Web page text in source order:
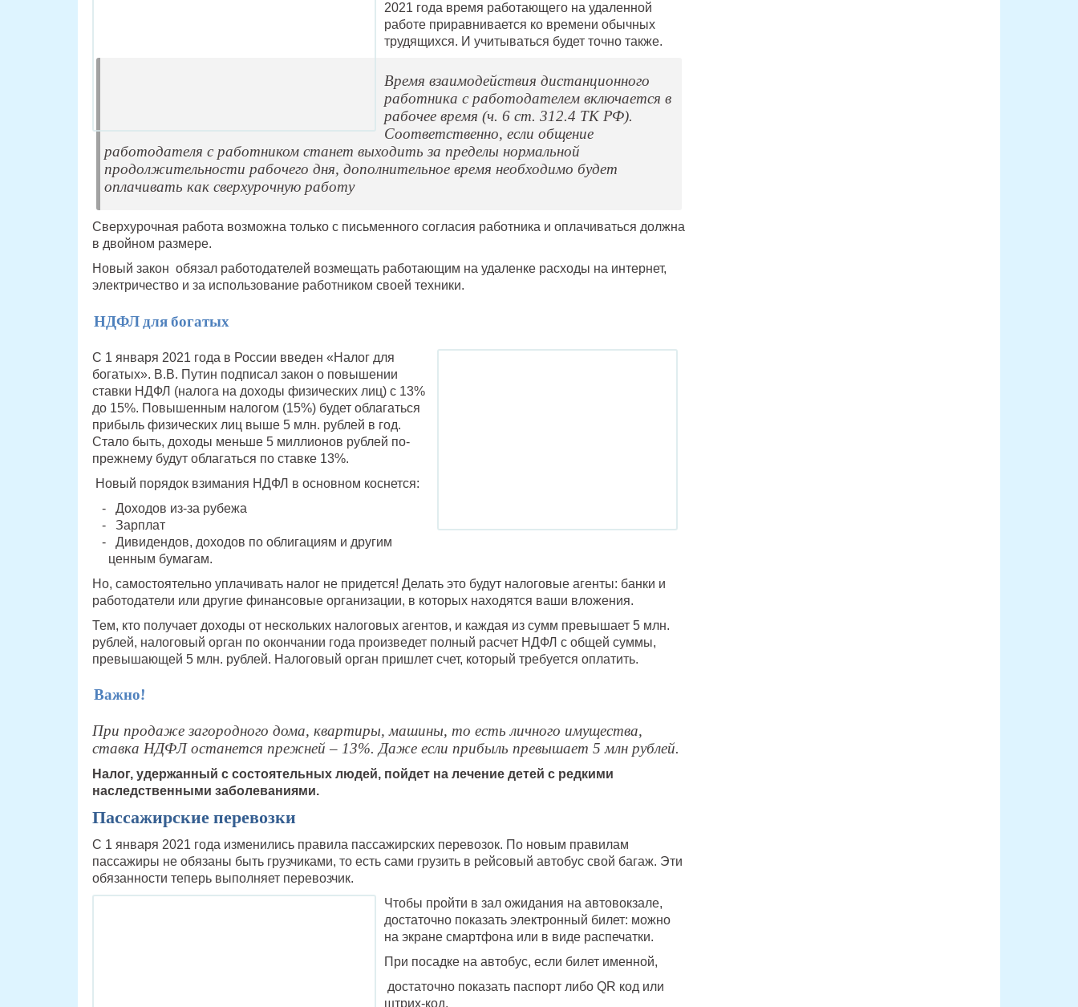
2021 года время работающего на удаленной
работе приравнивается ко времени обычных
трудящихся. И учитываться будет точно также.
Время взаимодействия дистанционного
работника с работодателем включается в
рабочее время (ч. 6 ст. 312.4 ТК РФ).
Соответственно, если общение
работодателя с работником станет выходить за пределы нормальной
продолжительности рабочего дня, дополнительное время необходимо будет
оплачивать как сверхурочную работу
Сверхурочная работа возможна только с письменного согласия работника и оплачиваться должна
в двойном размере.
Новый закон обязал работодателей возмещать работающим на удаленке расходы на интернет,
электричество и за использование работником своей техники.
НДФЛ для богатых
С 1 января 2021 года в России введен «Налог для
богатых». В.В. Путин подписал закон о повышении
ставки НДФЛ (налога на доходы физических лиц) с 13%
до 15%. Повышенным налогом (15%) будет облагаться
прибыль физических лиц выше 5 млн. рублей в год.
Стало быть, доходы меньше 5 миллионов рублей по-
прежнему будут облагаться по ставке 13%.
Новый порядок взимания НДФЛ в основном коснется:
Доходов из-за рубежа
Зарплат
Дивидендов, доходов по облигациям и другим
ценным бумагам.
Но, самостоятельно уплачивать налог не придется! Делать это будут налоговые агенты: банки и
работодатели или другие финансовые организации, в которых находятся ваши вложения.
Тем, кто получает доходы от нескольких налоговых агентов, и каждая из сумм превышает 5 млн.
рублей, налоговый орган по окончании года произведет полный расчет НДФЛ с общей суммы,
превышающей 5 млн. рублей. Налоговый орган пришлет счет, который требуется оплатить.
Важно!
При продаже загородного дома, квартиры, машины, то есть личного имущества,
ставка НДФЛ останется прежней – 13%. Даже если прибыль превышает 5 млн рублей.
Налог, удержанный с состоятельных людей, пойдет на лечение детей с редкими
наследственными заболеваниями.
Пассажирские перевозки
С 1 января 2021 года изменились правила пассажирских перевозок. По новым правилам
пассажиры не обязаны быть грузчиками, то есть сами грузить в рейсовый автобус свой багаж. Эти
обязанности теперь выполняет перевозчик.
Чтобы пройти в зал ожидания на автовокзале,
достаточно показать электронный билет: можно
на экране смартфона или в виде распечатки.
При посадке на автобус, если билет именной,
достаточно показать паспорт либо QR код или
штрих-код.